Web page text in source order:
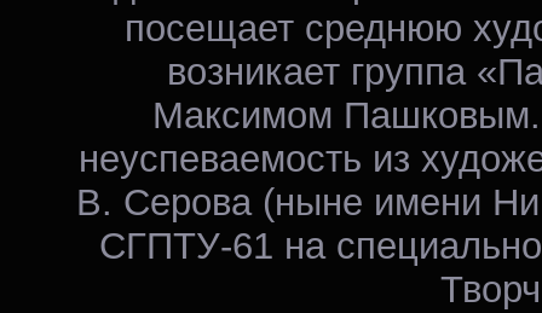
посещает среднюю
возникает группа
Максимом Пашковым.
неуспеваемость из
В. Серова (ныне имени
СГПТУ-61 на